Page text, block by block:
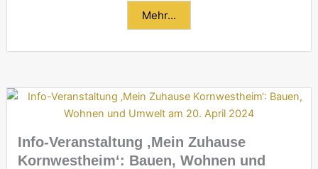
Mehr...
Info-Veranstaltung ‚Mein Zuhause
Kornwestheim‘: Bauen, Wohnen und